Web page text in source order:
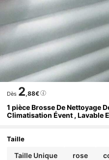
Dès 2,88€
1 pièce Brosse De Nettoyage
Climatisation Évent , Lavable
Taille
Taille Unique rose